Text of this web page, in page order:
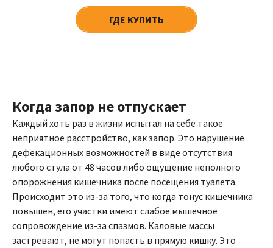
ГДЕ КУПИТЬ
Когда запор не отпускает
Каждый хоть раз в жизни испытал на себе такое
неприятное расстройство, как запор. Это нарушение
дефекационных возможностей в виде отсутствия
любого стула от 48 часов либо ощущение неполного
опорожнения кишечника после посещения туалета.
Происходит это из-за того, что когда тонус кишечника
повышен, его участки имеют слабое мышечное
сопровождение из-за спазмов. Каловые массы
застревают, не могут попасть в прямую кишку. Это